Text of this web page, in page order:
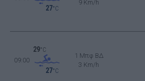
27°C
9 Km/h
09:00
29°C
27°C
1 Μπφ ΒΔ
3 Km/h